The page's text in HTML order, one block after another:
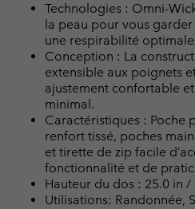
Technologies : Omni-
la peau pour vous garder
une respirabilité
Conception : La
extensible aux poignets
ajustement confortable
minimal.
Caractéristiques : Poche
renfort tissé, poches
et tirette de zip facile
fonctionnalité et de
Hauteur du dos : 25.0 in /
Utilisations: Randonnée,